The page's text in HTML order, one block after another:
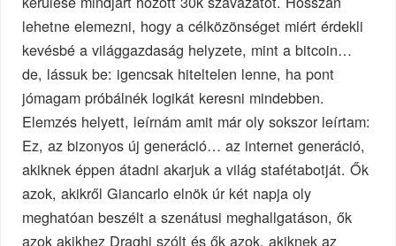
lehetne elemezni, hogy a célközönséget miért érdekli
kevésbé a világgazdaság helyzete, mint a bitcoin…
de, lássuk be: igencsak hiteltelen lenne, ha pont
jómagam próbálnék logikát keresni mindebben.
Elemzés helyett, leírnám amit már oly sokszor leírtam:
Ez, az bizonyos új generáció… az internet generáció,
akiknek éppen átadni akarjuk a világ stafétabotját. Ők
azok, akikről Giancarlo elnök úr két napja oly
meghatóan beszélt a szenátusi meghallgatáson, ők
azok akikhez Draghi szólt és ők azok, akiknek az